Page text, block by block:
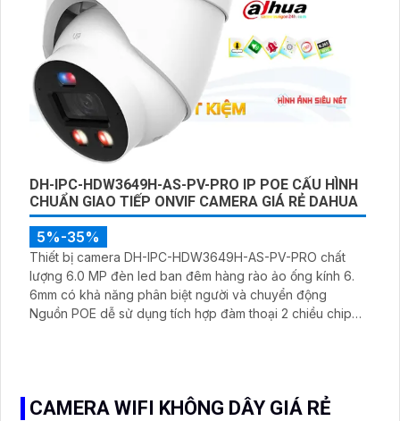
DH-IPC-HDW3649H-AS-PV-PRO IP POE CẤU HÌNH
CHUẨN GIAO TIẾP ONVIF CAMERA GIÁ RẺ DAHUA
5%-35%
Thiết bị camera DH-IPC-HDW3649H-AS-PV-PRO chất
lượng 6.0 MP đèn led ban đêm hàng rào ảo ống kính 6.
6mm có khả năng phân biệt người và chuyển động
Nguồn POE dễ sử dụng tích hợp đàm thoại 2 chiều chip
CAMERA WIFI KHÔNG DÂY GIÁ RẺ